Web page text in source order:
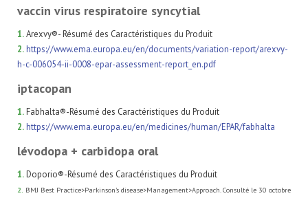
vaccin virus respiratoire syncytial
1.Arexvy®- Résumé des Caractéristiques du Produit
2.https://www.ema.europa.eu/en/documents/variation-report/arexvy-
h-c-006054-ii-0008-epar-assessment-report_en.pdf
iptacopan
1.Fabhalta®-Résumé des Caractéristiques du Produit
2.https://www.ema.europa.eu/en/medicines/human/EPAR/fabhalta
lévodopa + carbidopa oral
1.Doporio®-Résumé des Caractéristiques du Produit
2. BMJ Best Practice>Parkinson’s disease>Management>Approach. Consulté le 30 octobre